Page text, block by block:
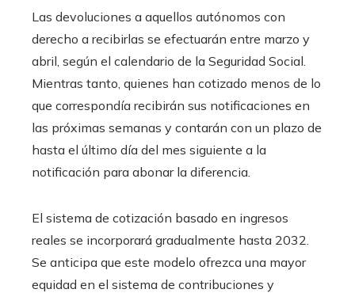
Las devoluciones a aquellos autónomos con
derecho a recibirlas se efectuarán entre marzo y
abril, según el calendario de la Seguridad Social.
Mientras tanto, quienes han cotizado menos de lo
que correspondía recibirán sus notificaciones en
las próximas semanas y contarán con un plazo de
hasta el último día del mes siguiente a la
notificación para abonar la diferencia.
El sistema de cotización basado en ingresos
reales se incorporará gradualmente hasta 2032.
Se anticipa que este modelo ofrezca una mayor
equidad en el sistema de contribuciones y